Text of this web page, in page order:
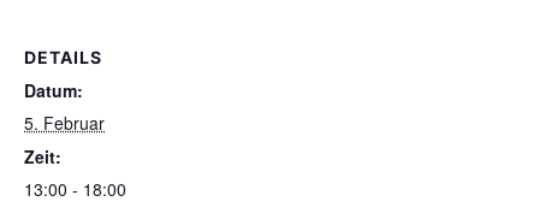
DETAILS
Datum:
5. Februar
Zeit:
13:00 - 18:00